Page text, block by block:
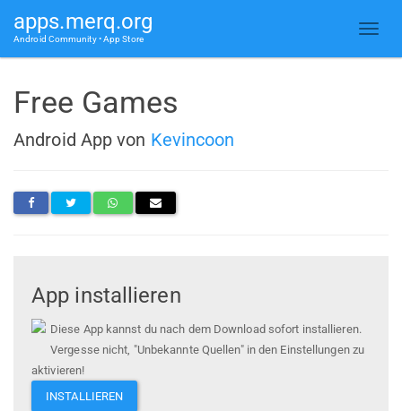
apps.merq.org
Android Community • App Store
Free Games
Android App von Kevincoon
App installieren
Diese App kannst du nach dem Download sofort installieren.
Vergesse nicht, "Unbekannte Quellen" in den Einstellungen zu
aktivieren!
INSTALLIEREN